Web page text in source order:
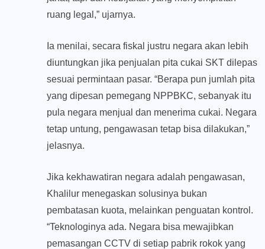
ruang legal,” ujarnya.
Ia menilai, secara fiskal justru negara akan lebih
diuntungkan jika penjualan pita cukai SKT dilepas
sesuai permintaan pasar. “Berapa pun jumlah pita
yang dipesan pemegang NPPBKC, sebanyak itu
pula negara menjual dan menerima cukai. Negara
tetap untung, pengawasan tetap bisa dilakukan,”
jelasnya.
Jika kekhawatiran negara adalah pengawasan,
Khalilur menegaskan solusinya bukan
pembatasan kuota, melainkan penguatan kontrol.
“Teknologinya ada. Negara bisa mewajibkan
pemasangan CCTV di setiap pabrik rokok yang